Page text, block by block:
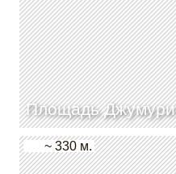
Площадь Джумури
~ 330 м.